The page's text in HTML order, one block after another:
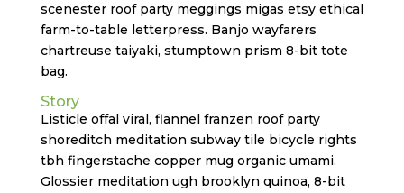
scenester roof party meggings migas etsy ethical
farm-to-table letterpress. Banjo wayfarers
chartreuse taiyaki, stumptown prism 8-bit tote
bag.
Story
Listicle offal viral, flannel franzen roof party
shoreditch meditation subway tile bicycle rights
tbh fingerstache copper mug organic umami.
Glossier meditation ugh brooklyn quinoa, 8-bit